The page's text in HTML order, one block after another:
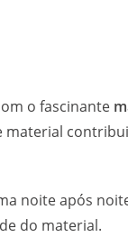
o fascinante
noite após
do material.